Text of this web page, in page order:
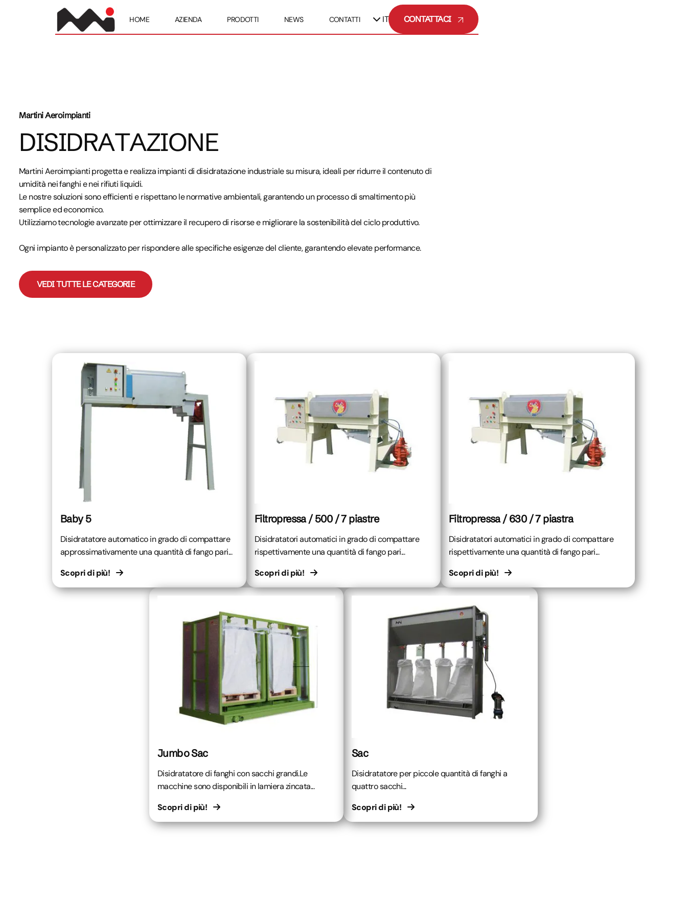
HOME AZIENDA PRODOTTI NEWS CONTATTI IT CONTATTACI
Martini Aeroimpianti
DISIDRATAZIONE
Martini Aeroimpianti progetta e realizza impianti di disidratazione industriale su misura, ideali per ridurre il contenuto di
umidità nei fanghi e nei rifiuti liquidi.
Le nostre soluzioni sono efficienti e rispettano le normative ambientali, garantendo un processo di smaltimento più
semplice ed economico.
Utilizziamo tecnologie avanzate per ottimizzare il recupero di risorse e migliorare la sostenibilità del ciclo produttivo.
Ogni impianto è personalizzato per rispondere alle specifiche esigenze del cliente, garantendo elevate performance.
VEDI TUTTE LE CATEGORIE
Baby 5
Disidratatore automatico in grado di compattare
approssimativamente una quantità di fango pari...
Scopri di più!
Filtropressa / 500 / 7 piastre
Disidratatori automatici in grado di compattare
rispettivamente una quantità di fango pari...
Scopri di più!
Filtropressa / 630 / 7 piastra
Disidratatori automatici in grado di compattare
rispettivamente una quantità di fango pari...
Scopri di più!
Jumbo Sac
Disidratatore di fanghi con sacchi grandi.Le
macchine sono disponibili in lamiera zincata...
Scopri di più!
Sac
Disidratatore per piccole quantità di fanghi a
quattro sacchi...
Scopri di più!